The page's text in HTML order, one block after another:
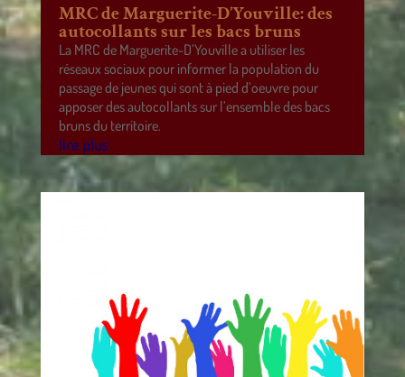
MRC de Marguerite-D’Youville: des
autocollants sur les bacs bruns
La MRC de Marguerite-D’Youville a utiliser les
réseaux sociaux pour informer la population du
passage de jeunes qui sont à pied d’oeuvre pour
apposer des autocollants sur l’ensemble des bacs
bruns du territoire.
lire plus